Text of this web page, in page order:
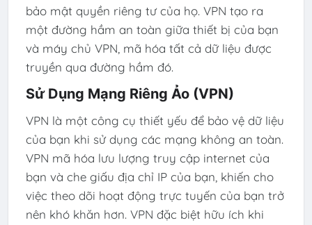
bảo mật quyền riêng tư của họ. VPN tạo ra
một đường hầm an toàn giữa thiết bị của bạn
và máy chủ VPN, mã hóa tất cả dữ liệu được
truyền qua đường hầm đó.
Sử Dụng Mạng Riêng Ảo (VPN)
VPN là một công cụ thiết yếu để bảo vệ dữ liệu
của bạn khi sử dụng các mạng không an toàn.
VPN mã hóa lưu lượng truy cập internet của
bạn và che giấu địa chỉ IP của bạn, khiến cho
việc theo dõi hoạt động trực tuyến của bạn trở
nên khó khăn hơn. VPN đặc biệt hữu ích khi